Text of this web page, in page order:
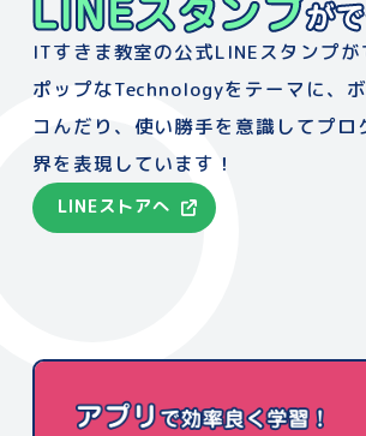
ITすきま教室の公式LINEスタンプが
ポップなTechnologyをテーマに、
コんだり、使い勝手を意識してプロ
界を表現しています！
LINEストアへ